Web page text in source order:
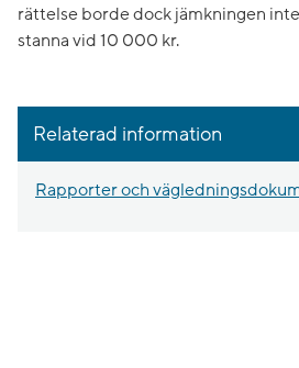
rättelse borde dock jämkningen
stanna vid 10 000 kr.
Relaterad information
Rapporter och